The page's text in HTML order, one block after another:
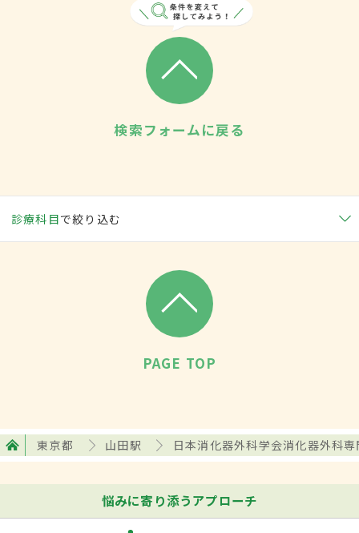
検索フォームに戻る
診療科目で絞り込む
PAGE TOP
東京都 山田駅 日本消化器外科学会消化器外科
悩みに寄り添うアプローチ